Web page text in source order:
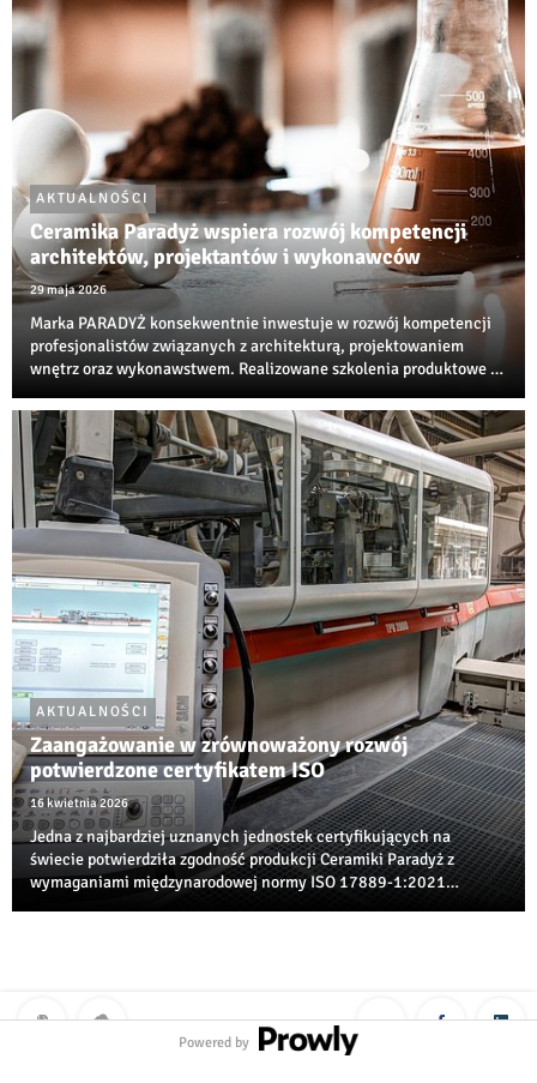
AKTUALNOŚCI
Ceramika Paradyż wspiera rozwój kompetencji
architektów, projektantów i wykonawców
29 maja 2026
Marka PARADYŻ konsekwentnie inwestuje w rozwój kompetencji
profesjonalistów związanych z architekturą, projektowaniem
wnętrz oraz wykonawstwem. Realizowane szkolenia produktowe i
edukacyjnych w branży ceramiczne...
AKTUALNOŚCI
Zaangażowanie w zrównoważony rozwój
potwierdzone certyfikatem ISO
16 kwietnia 2026
Jedna z najbardziej uznanych jednostek certyfikujących na
świecie potwierdziła zgodność produkcji Ceramiki Paradyż z
wymaganiami międzynarodowej normy ISO 17889‑1:2021
Powered by